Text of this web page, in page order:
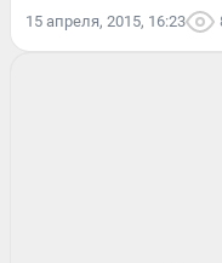
15 апреля, 2015, 16:23